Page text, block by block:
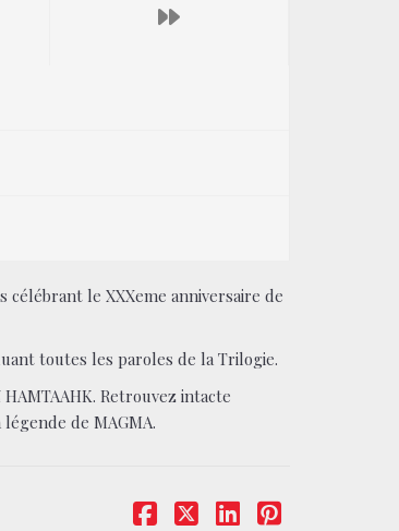
le XXXeme anniversaire de
toutes les paroles de la Trilogie.
Retrouvez intacte
de MAGMA.